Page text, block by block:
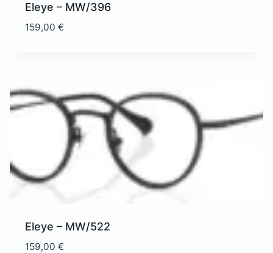
Eleye – MW/396
159,00€
Eleye – MW/522
159,00€